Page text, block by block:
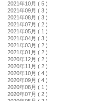
2021年10月 ( 5 )
2021年09月 ( 3 )
2021年08月 ( 3 )
2021年07月 ( 2 )
2021年05月 ( 1 )
2021年04月 ( 3 )
2021年03月 ( 2 )
2021年01月 ( 2 )
2020年12月 ( 2 )
2020年11月 ( 2 )
2020年10月 ( 4 )
2020年09月 ( 4 )
2020年08月 ( 1 )
2020年07月 ( 2 )